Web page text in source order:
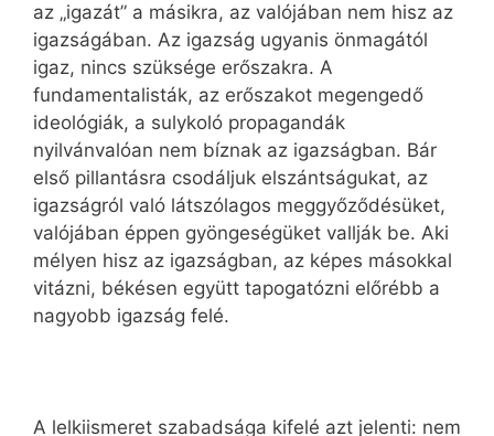
az „igazát” a másikra, az valójában nem hisz az
igazságában. Az igazság ugyanis önmagától
igaz, nincs szüksége erőszakra. A
fundamentalisták, az erőszakot megengedő
ideológiák, a sulykoló propagandák
nyilvánvalóan nem bíznak az igazságban. Bár
első pillantásra csodáljuk elszántságukat, az
igazságról való látszólagos meggyőződésüket,
valójában éppen gyöngeségüket vallják be. Aki
mélyen hisz az igazságban, az képes másokkal
vitázni, békésen együtt tapogatózni előrébb a
nagyobb igazság felé.
A lelkiismeret szabadsága kifelé azt jelenti: nem